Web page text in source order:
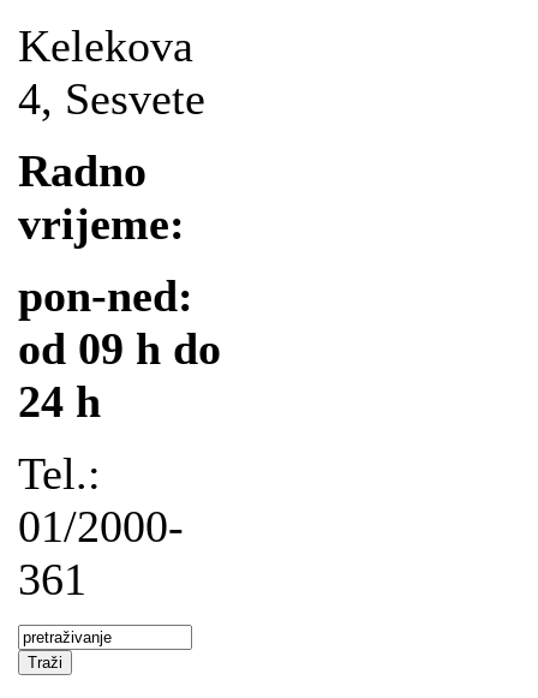
Kelekova
4, Sesvete
Radno
vrijeme:
pon-ned:
od 09 h do
24 h
Tel.:
01/2000-
361